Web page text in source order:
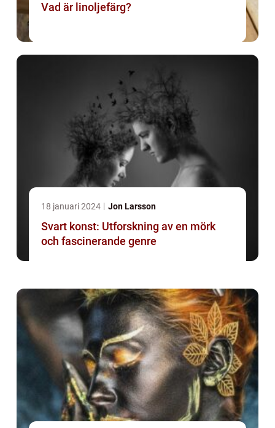
Vad är linoljefärg?
18 januari 2024 Jon Larsson
Svart konst: Utforskning av en mörk
och fascinerande genre